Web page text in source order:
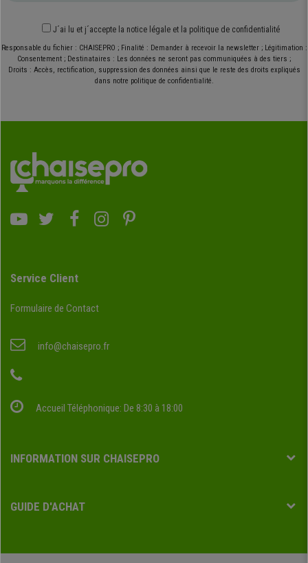
J´ai lu et j´accepte la notice légale et la politique de confidentialité
Responsable du fichier : CHAISEPRO ; Finalité : Demander à recevoir la newsletter ; Légitimation :
Consentement ; Destinataires : Les données ne seront pas communiquées à des tiers ;
Droits : Accès, rectification, suppression des données ainsi que le reste des droits expliqués
dans notre politique de confidentialité.
Service Client
Formulaire de Contact
info@chaisepro.fr
Accueil Téléphonique: De 8:30 à 18:00
INFORMATION SUR CHAISEPRO
GUIDE D'ACHAT